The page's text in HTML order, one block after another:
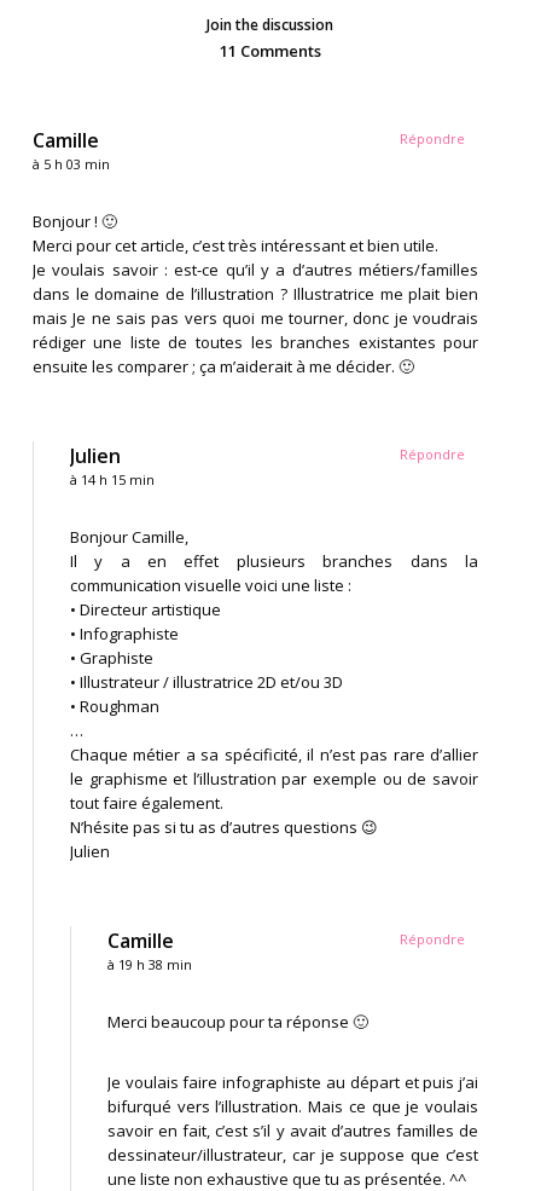
Join the discussion
11 Comments
Camille
à 5 h 03 min
Bonjour ! 🙂
Merci pour cet article, c’est très intéressant et bien utile.
Je voulais savoir : est-ce qu’il y a d’autres métiers/familles
dans le domaine de l’illustration ? Illustratrice me plait bien
mais Je ne sais pas vers quoi me tourner, donc je voudrais
rédiger une liste de toutes les branches existantes pour
ensuite les comparer ; ça m’aiderait à me décider. 🙂
Répondre
Julien
à 14 h 15 min
Bonjour Camille,
Il y a en effet plusieurs branches dans la
communication visuelle voici une liste :
• Directeur artistique
• Infographiste
• Graphiste
• Illustrateur / illustratrice 2D et/ou 3D
• Roughman
…
Chaque métier a sa spécificité, il n’est pas rare d’allier
le graphisme et l’illustration par exemple ou de savoir
tout faire également.
N’hésite pas si tu as d’autres questions 😉
Julien
Répondre
Camille
à 19 h 38 min
Merci beaucoup pour ta réponse 🙂
Je voulais faire infographiste au départ et puis j’ai
bifurqué vers l’illustration. Mais ce que je voulais
savoir en fait, c’est s’il y avait d’autres familles de
dessinateur/illustrateur, car je suppose que c’est
une liste non exhaustive que tu as présentée. ^^
Répondre